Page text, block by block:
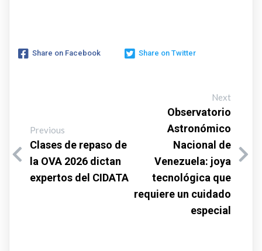
Share on Facebook Share on Twitter
Previous
Clases de repaso de
la OVA 2026 dictan
expertos del CIDATA
Next
Observatorio
Astronómico
Nacional de
Venezuela: joya
tecnológica que
requiere un cuidado
especial